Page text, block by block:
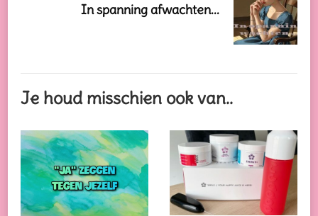
In spanning afwachten...
Je houd misschien ook van..